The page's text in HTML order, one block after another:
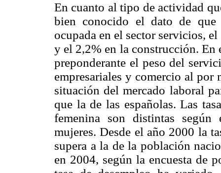
En cuanto al tipo de actividad
bien conocido el dato de que
ocupada en el sector servicios,
y el 2,2% en la construcción. En
preponderante el peso del
empresariales y comercio al
situación del mercado laboral
que la de las españolas. Las
femenina son distintas
mujeres. Desde el año 2000 la
supera a la de la población
en 2004, según la encuesta de